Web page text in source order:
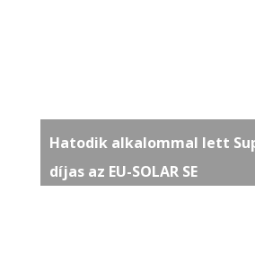
Hatodik alkalommal lett
díjas az EU-SOLAR SE